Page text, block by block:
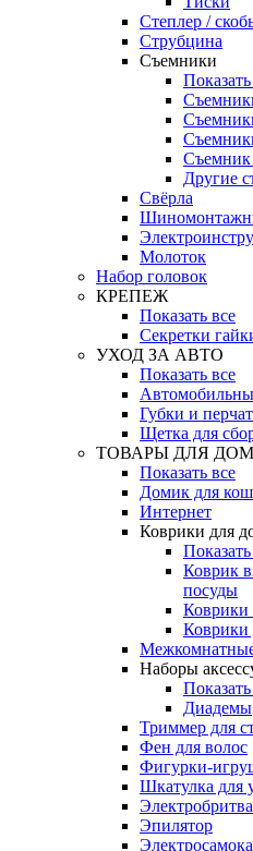
Степлер /
Струбцина
Съемники
Другие
Свёрла
Молоток
Набор головок
КРЕПЕЖ
Показать все
Секретки
УХОД ЗА АВТО
Показать все
Губки и
Щетка для
ТОВАРЫ ДЛЯ
Показать все
Домик для
Интернет
Коврики для
Коврик
посуды
Коврики
Коврики
Наборы
Диадемы
Триммер для
Фен для волос
Фигурки-
Шкатулка для
Электробритва
Эпилятор